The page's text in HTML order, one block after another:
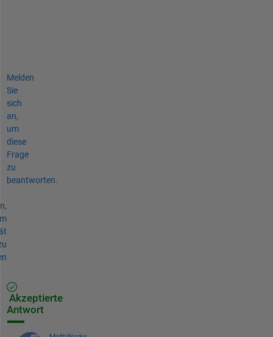
Melden
Sie
sich
an,
um
diese
Frage
zu
beantworten.
Akzeptierte
Antwort